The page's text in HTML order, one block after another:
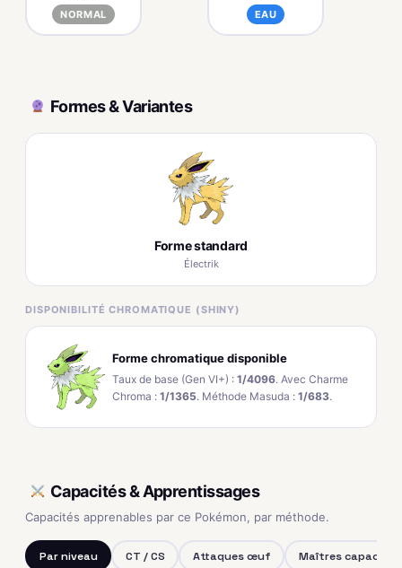
NORMAL EAU
Formes & Variantes
Forme standard
Électrik
DISPONIBILITÉ CHROMATIQUE (SHINY)
Forme chromatique disponible
Taux de base (Gen VI+) : 1/4096. Avec Charme
Chroma : 1/1365. Méthode Masuda : 1/683.
Capacités & Apprentissages
Capacités apprenables par ce Pokémon, par méthode.
Par niveau CT / CS Attaques œuf Maîtres capacités